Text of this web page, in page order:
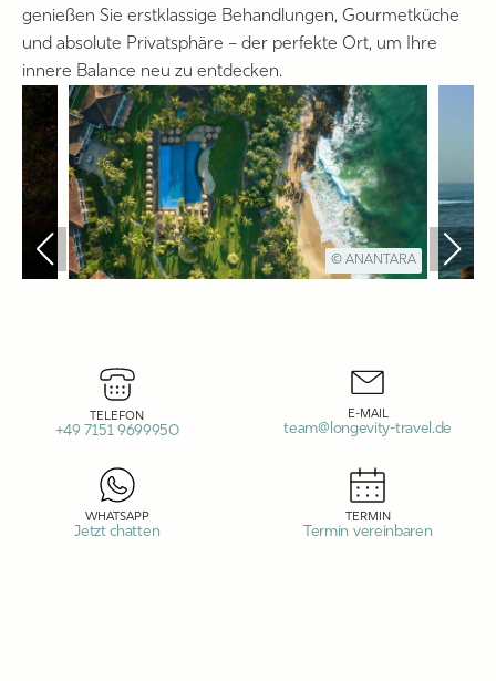
genießen Sie erstklassige Behandlungen, Gourmetküche
und absolute Privatsphäre – der perfekte Ort, um Ihre
innere Balance neu zu entdecken.
© ANANTARA
TELEFON
+49 7151 9699950
E-MAIL
team@longevity-travel.de
WHATSAPP
Jetzt chatten
TERMIN
Termin vereinbaren